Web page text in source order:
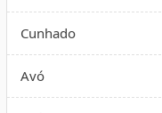
Cunhado
Avó